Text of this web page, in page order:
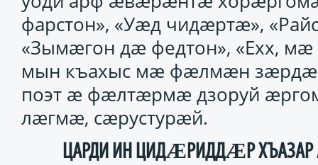
фарстон», «Уӕд чидӕртӕ»,
«Зымӕгон дӕ федтон», «Ехх,
мын къахыс мӕ фӕлмӕн
поэт ӕ фӕлтӕрмӕ дзоруй
лӕгмӕ, сӕрустурӕй.
ЦАРДИ ИН ЦИДӔРИДДӔР ХЪАЗАР